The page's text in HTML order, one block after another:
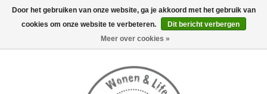
0 Artikelen - €0,00
Door het gebruiken van onze website, ga je akkoord met het gebruik van
cookies om onze website te verbeteren.
Dit bericht verbergen
Meer over cookies »